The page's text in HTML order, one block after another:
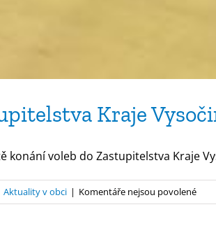
Kraje
konání voleb do Zastupitelstva Kraje
Aktuality v obci | Komentáře nejsou povolenéu